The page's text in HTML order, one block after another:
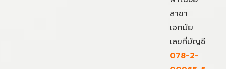
สาขา
เอกมัย
เลขที่บัญชี
078-2-